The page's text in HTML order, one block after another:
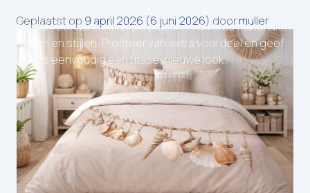
textiel voor aantrekkelijke prijzen, in diverse materialen,
maten en stijlen. Profiteer van extra voordeel en geef
je huis eenvoudig een frisse, nieuwe look.
Geplaatst op 9 april 2026 (6 juni 2026) doormuller